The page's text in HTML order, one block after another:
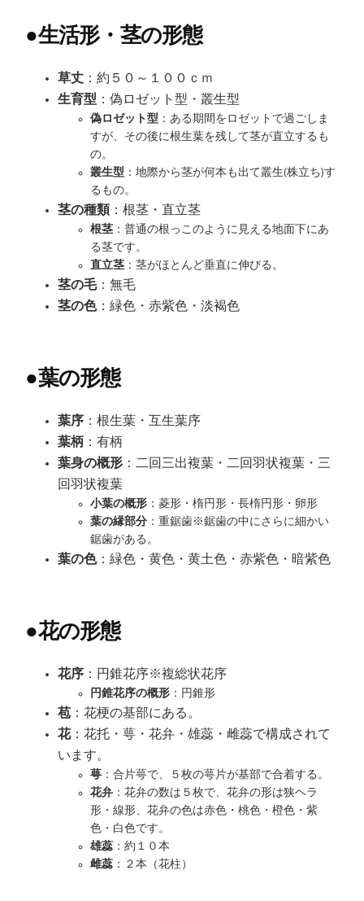
●生活形・茎の形態
草丈 ：約５０～１００ｃｍ
生育型 ：偽ロゼット型・叢生型
偽ロゼット型 ：ある期間をロゼットで過ごしま
すが、その後に根生葉を残して茎が直立するも
の。
叢生型 ：地際から茎が何本も出て叢生(株立ち)す
るもの。
茎の種類 ：根茎・直立茎
根茎 ：普通の根っこのように見える地面下にあ
る茎です。
直立茎 ：茎がほとんど垂直に伸びる。
茎の毛：無毛
茎の色：緑色・赤紫色・淡褐色
●葉の形態
葉序 ：根生葉・互生葉序
葉柄 ：有柄
葉身の概形 ：二回三出複葉・二回羽状複葉・三
回羽状複葉
小葉の概形 ：菱形・楕円形・長楕円形・卵形
葉の縁部分 ：重鋸歯※鋸歯の中にさらに細かい
鋸歯がある。
葉の色：緑色・黄色・黄土色・赤紫色・暗紫色
●花の形態
花序 ：円錐花序※複総状花序
円錐花序の概形 ：円錐形
苞 ：花梗の基部にある。
花：花托・萼・花弁・雄蕊・雌蕊で構成されて
います。
萼 ：合片萼で、５枚の萼片が基部で合着する。
花弁 ：花弁の数は５枚で、花弁の形は狭ヘラ
形・線形、花弁の色は赤色・桃色・橙色・紫
色・白色です。
雄蕊 ：約１０本
雌蕊 ：２本（花柱）